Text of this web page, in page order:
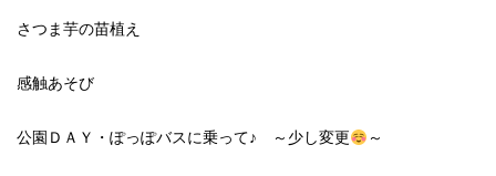
さつま芋の苗植え
感触あそび
公園ＤＡＹ・ぽっぽバスに乗って♪ ～少し変更 ～